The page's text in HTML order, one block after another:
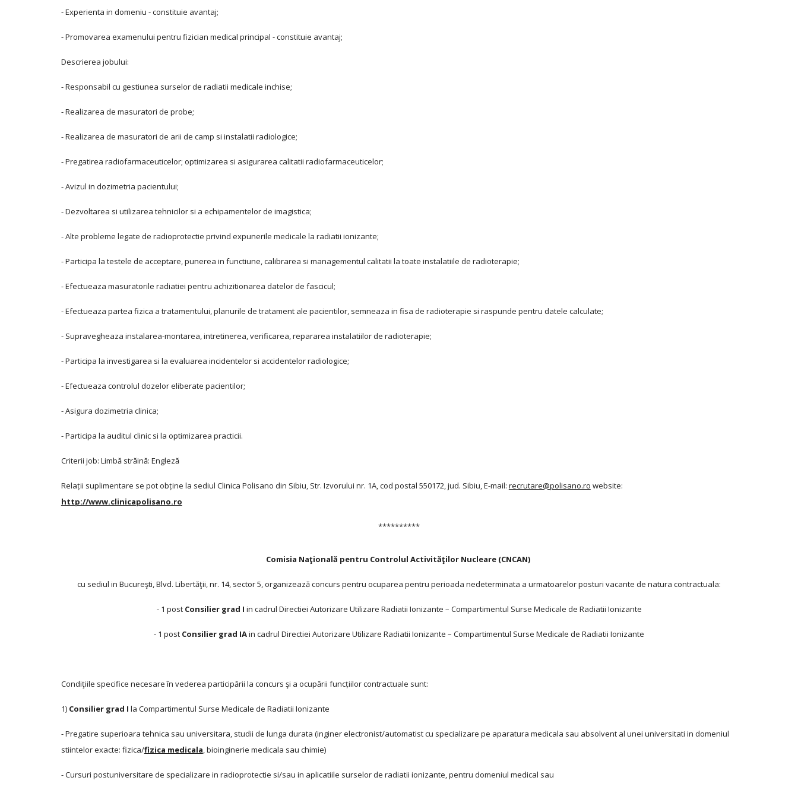
- Experienta in domeniu - constituie avantaj;
- Promovarea examenului pentru fizician medical principal - constituie avantaj;
Descrierea jobului:
- Responsabil cu gestiunea surselor de radiatii medicale inchise;
- Realizarea de masuratori de probe;
- Realizarea de masuratori de arii de camp si instalatii radiologice;
- Pregatirea radiofarmaceuticelor; optimizarea si asigurarea calitatii radiofarmaceuticelor;
- Avizul in dozimetria pacientului;
- Dezvoltarea si utilizarea tehnicilor si a echipamentelor de imagistica;
- Alte probleme legate de radioprotectie privind expunerile medicale la radiatii ionizante;
- Participa la testele de acceptare, punerea in functiune, calibrarea si managementul calitatii la toate instalatiile de radioterapie;
- Efectueaza masuratorile radiatiei pentru achizitionarea datelor de fascicul;
- Efectueaza partea fizica a tratamentului, planurile de tratament ale pacientilor, semneaza in fisa de radioterapie si raspunde pentru datele calculate;
- Supravegheaza instalarea-montarea, intretinerea, verificarea, repararea instalatiilor de radioterapie;
- Participa la investigarea si la evaluarea incidentelor si accidentelor radiologice;
- Efectueaza controlul dozelor eliberate pacientilor;
- Asigura dozimetria clinica;
- Participa la auditul clinic si la optimizarea practicii.
Criterii job: Limbă străină: Engleză
Relații suplimentare se pot obține la sediul Clinica Polisano din Sibiu, Str. Izvorului nr. 1A, cod postal 550172, jud. Sibiu, E-mail: recrutare@polisano.ro website:
http://www.clinicapolisano.ro
**********
Comisia Naţională pentru Controlul Activităţilor Nucleare (CNCAN)
cu sediul in Bucureşti, Blvd. Libertăţii, nr. 14, sector 5, organizează concurs pentru ocuparea pentru perioada nedeterminata a urmatoarelor posturi vacante de natura contractuala:
- 1 postConsilier grad I in cadrul Directiei Autorizare Utilizare Radiatii Ionizante – Compartimentul Surse Medicale de Radiatii Ionizante
- 1 post Consilier grad IAin cadrul Directiei Autorizare Utilizare Radiatii Ionizante – Compartimentul Surse Medicale de Radiatii Ionizante
Condiţiile specifice necesare în vederea participării la concurs şi a ocupării funcțiilor contractuale sunt:
1) Consilier grad I la Compartimentul Surse Medicale de Radiatii Ionizante
- Pregatire superioara tehnica sau universitara, studii de lunga durata (inginer electronist/automatist cu specializare pe aparatura medicala sau absolvent al unei universitati in domeniul
stiintelor exacte: fizica/fizica medicala, bioinginerie medicala sau chimie)
- Cursuri postuniversitare de specializare in radioprotectie si/sau in aplicatiile surselor de radiatii ionizante, pentru domeniul medical sau